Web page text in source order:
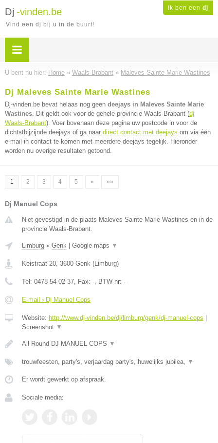
Ik ben een dj
Dj -vinden.be
Vind een dj bij u in de buurt!
U bent nu hier: Home » Waals-Brabant » Maleves Sainte Marie Wastines
Dj Maleves Sainte Marie Wastines
Dj-vinden.be bevat helaas nog geen deejays in Maleves Sainte Marie
Wastines. Dit geldt ook voor de gehele provincie Waals-Brabant (dj
Waals-Brabant). Voer bovenaan deze pagina uw postcode in voor de
dichtstbijzijnde deejays of ga naar direct contact met deejays om via één
e-mail in contact te komen met meerdere deejays tegelijk. Hieronder
worden nu overige resultaten getoond.
1 2 3 4 5 » »»
Dj Manuel Cops
Niet gevestigd in de plaats Maleves Sainte Marie Wastines en in de
provincie Waals-Brabant.
Limburg » Genk Google maps ▼
Keistraat 20, 3600 Genk (Limburg)
Tel: 0478 54 02 37, Fax: -, BTW-nr: -
E-mail › Dj Manuel Cops
Website: http://www.dj-vinden.be/dj/limburg/genk/dj-manuel-cops
Screenshot ▼
All Round DJ MANUEL COPS ▼
trouwfeesten, party's, verjaardag party's, huwelijks jubilea, ▼
Er wordt gewerkt op afspraak.
Sociale media: